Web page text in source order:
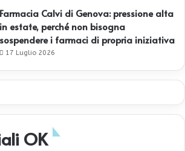
Farmacia Calvi di Genova: pressione alta
in estate, perché non bisogna
sospendere i farmaci di propria iniziativa
17 Luglio 2026
OK